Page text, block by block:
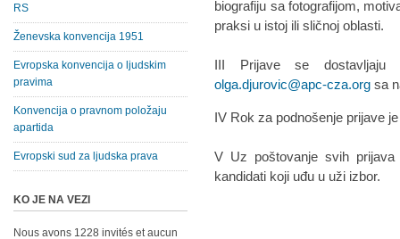
biografiju sa fotografijom,
praksi u istoj ili sličnoj oblasti.
III Prijave se dostavljaju
olga.djurovic@apc-cza.org sa
IV Rok za podnošenje prijave
V Uz poštovanje svih
kandidati koji uđu u uži izbor.
RS
Ženevska konvencija 1951
Evropska konvencija o ljudskim
pravima
Konvencija o pravnom položaju
apartida
Evropski sud za ljudska prava
KO JE NA VEZI
Nous avons 1228 invités et aucun